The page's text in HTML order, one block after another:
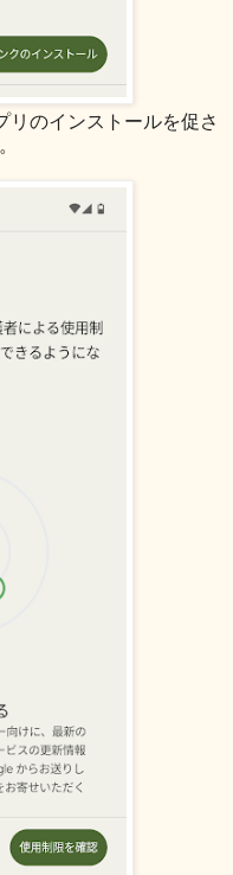
リのインストールを促さ